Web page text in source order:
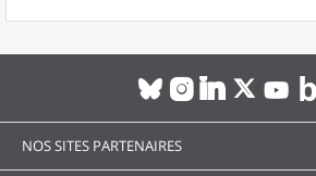
NOS SITES PARTENAIRES